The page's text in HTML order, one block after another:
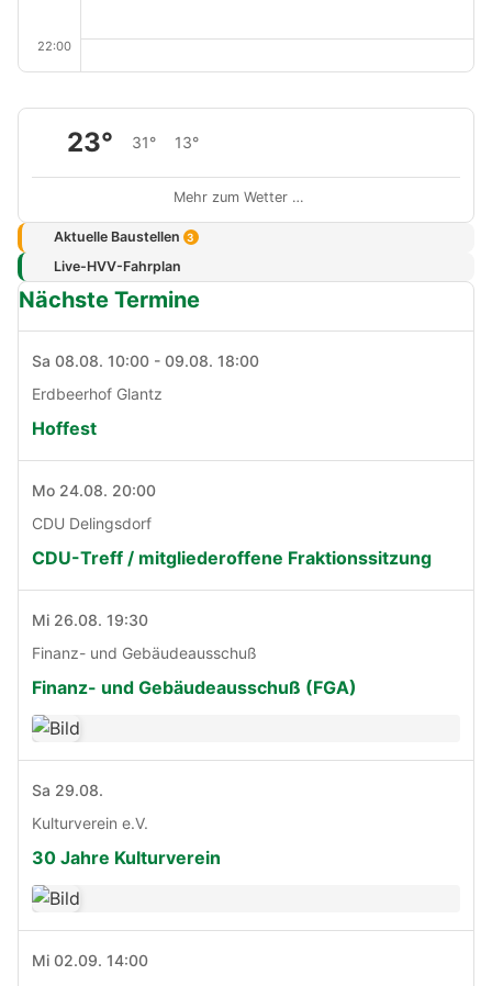
22:00
23° 31° 13°
Mehr zum Wetter …
Aktuelle Baustellen 3
Live-HVV-Fahrplan
Nächste Termine
Sa 08.08. 10:00 - 09.08. 18:00
Erdbeerhof Glantz
Hoffest
Mo 24.08. 20:00
CDU Delingsdorf
CDU-Treff / mitgliederoffene Fraktionssitzung
Mi 26.08. 19:30
Finanz- und Gebäudeausschuß
Finanz- und Gebäudeausschuß (FGA)
Sa 29.08.
Kulturverein e.V.
30 Jahre Kulturverein
Mi 02.09. 14:00